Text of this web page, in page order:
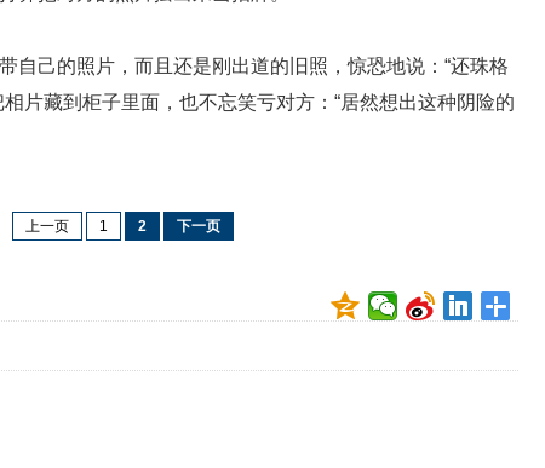
自己的照片，而且还是刚出道的旧照，惊恐地说：“还珠格
片藏到柜子里面，也不忘笑亏对方：“居然想出这种阴险的
上一页 1 2 下一页